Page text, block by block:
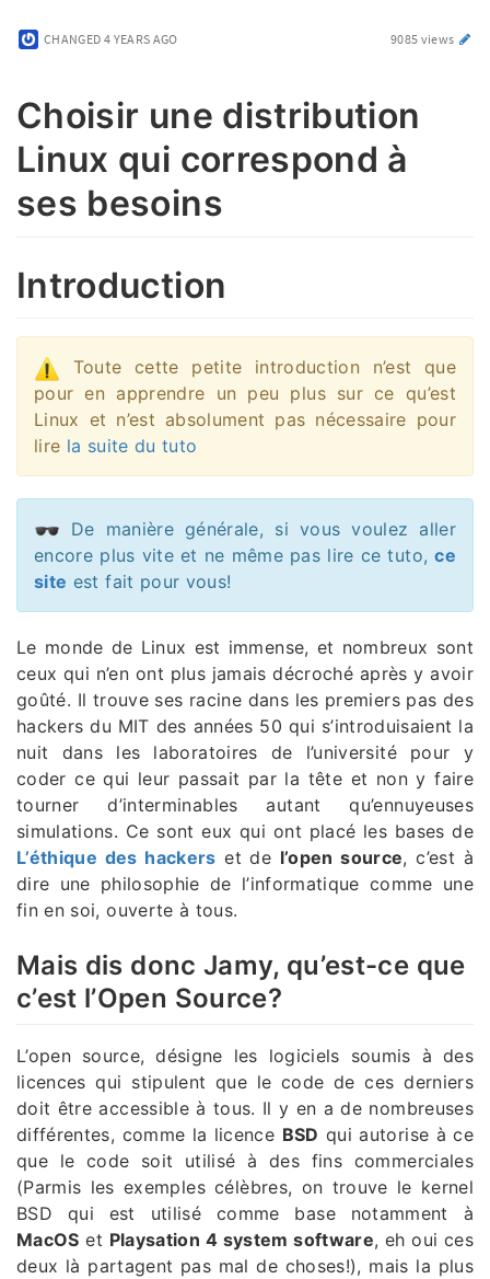
CHANGED 4 YEARS AGO 9085 views
Choisir une distribution
Linux qui correspond à
ses besoins
Introduction
Toute cette petite introduction n’est que
pour en apprendre un peu plus sur ce qu’est
Linux et n’est absolument pas nécessaire pour
lire la suite du tuto
De manière générale, si vous voulez aller
encore plus vite et ne même pas lire ce tuto,ce
site est fait pour vous!
Le monde de Linux est immense, et nombreux sont
ceux qui n’en ont plus jamais décroché après y avoir
goûté. Il trouve ses racine dans les premiers pas des
hackers du MIT des années 50 qui s’introduisaient la
nuit dans les laboratoires de l’université pour y
coder ce qui leur passait par la tête et non y faire
tourner d’interminables autant qu’ennuyeuses
simulations. Ce sont eux qui ont placé les bases de
L’éthique des hackers et de l’open source, c’est à
dire une philosophie de l’informatique comme une
fin en soi, ouverte à tous.
Mais dis donc Jamy, qu’est-ce que
c’est l’Open Source?
L’open source, désigne les logiciels soumis à des
licences qui stipulent que le code de ces derniers
doit être accessible à tous. Il y en a de nombreuses
différentes, comme la licence BSD qui autorise à ce
que le code soit utilisé à des fins commerciales
(Parmis les exemples célèbres, on trouve le kernel
BSD qui est utilisé comme base notamment à
MacOS et Playsation 4 system software, eh oui ces
deux là partagent pas mal de choses!), mais la plus